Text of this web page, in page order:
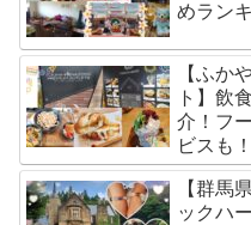
めラン
【ふか
ト】飲
介！フ
ビスも！
【群馬
ックハ